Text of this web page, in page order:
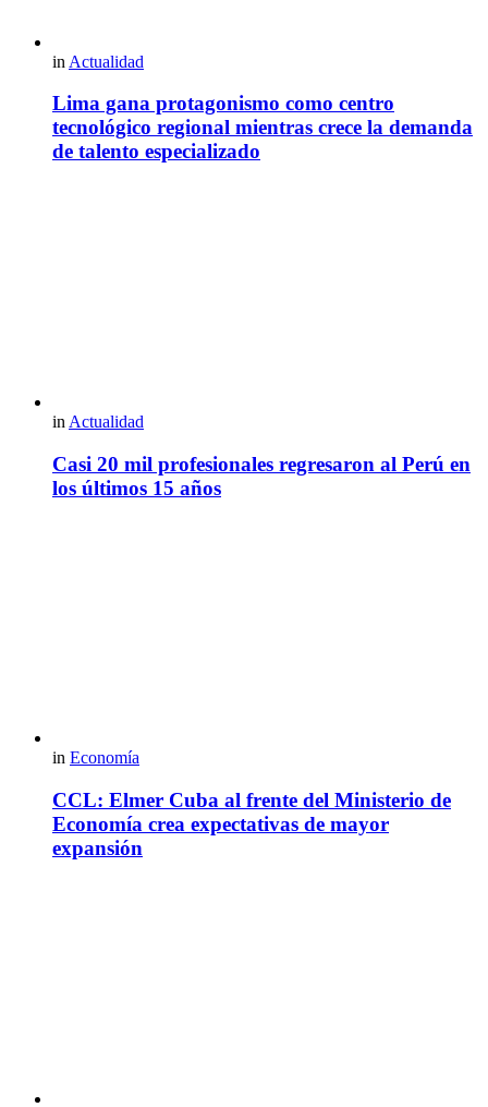
in Actualidad
Lima gana protagonismo como centro
tecnológico regional mientras crece la demanda
de talento especializado
in Actualidad
Casi 20 mil profesionales regresaron al Perú en
los últimos 15 años
in Economía
CCL: Elmer Cuba al frente del Ministerio de
Economía crea expectativas de mayor
expansión